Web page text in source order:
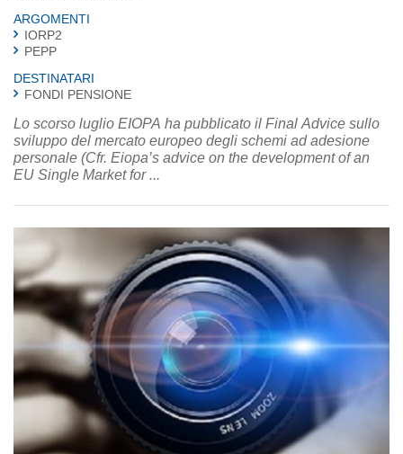
ARGOMENTI
IORP2
PEPP
DESTINATARI
FONDI PENSIONE
Lo scorso luglio EIOPA ha pubblicato il Final Advice sullo
sviluppo del mercato europeo degli schemi ad adesione
personale (Cfr. Eiopa’s advice on the development of an
EU Single Market for ...